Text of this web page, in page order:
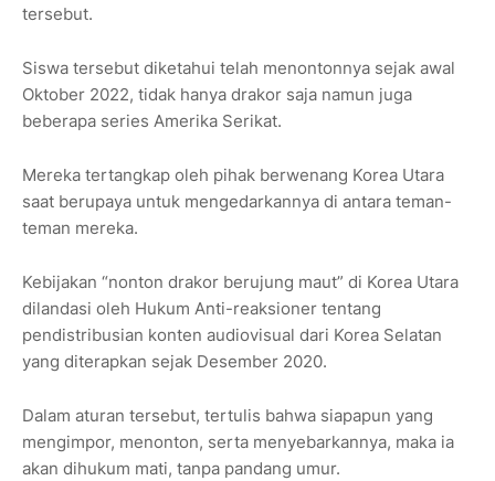
tersebut.
Siswa tersebut diketahui telah menontonnya sejak awal
Oktober 2022, tidak hanya drakor saja namun juga
beberapa series Amerika Serikat.
Mereka tertangkap oleh pihak berwenang Korea Utara
saat berupaya untuk mengedarkannya di antara teman-
teman mereka.
Kebijakan “nonton drakor berujung maut” di Korea Utara
dilandasi oleh Hukum Anti-reaksioner tentang
pendistribusian konten audiovisual dari Korea Selatan
yang diterapkan sejak Desember 2020.
Dalam aturan tersebut, tertulis bahwa siapapun yang
mengimpor, menonton, serta menyebarkannya, maka ia
akan dihukum mati, tanpa pandang umur.